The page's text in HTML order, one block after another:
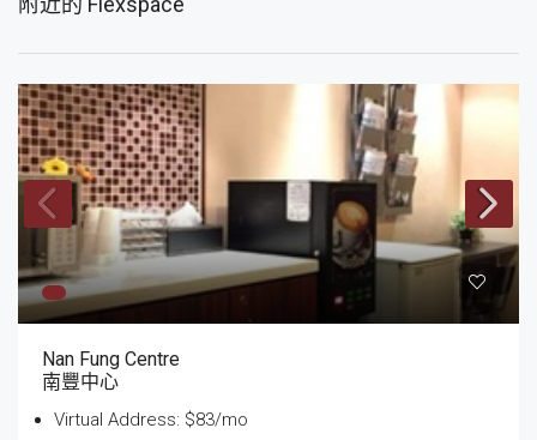
Nan Fung Centre
南豐中心
Virtual Address: $83/mo